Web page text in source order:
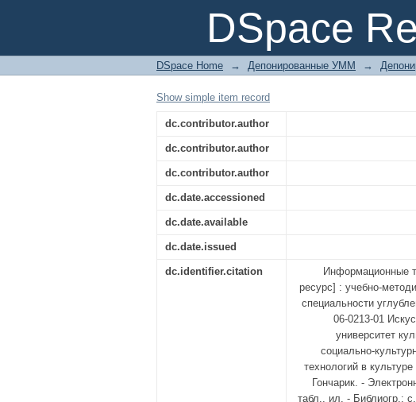
DSpace
Информационные
DSpace Home → Депонированные УММ →
Show simple item record
dc.contributor.author
dc.contributor.author
dc.contributor.author
dc.date.accessioned
dc.date.available
dc.date.issued
dc.identifier.citation
Информационные
ресурс] : учебно-
специальности
06-0213-01
университет
социально-
технологий в
Гончарик. -
табл., ил. - Библиогр.: